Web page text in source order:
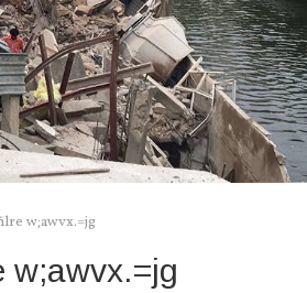
w;awvx.=jg
w;awvx.=jg